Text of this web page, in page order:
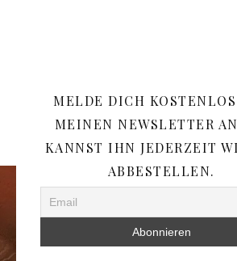
MELDE DICH
MEINEN NEWSLETTER
KANNST IHN JEDERZEIT
ABBESTELLEN.